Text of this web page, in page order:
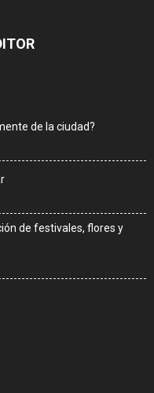
de la ciudad?
de festivales, flores y